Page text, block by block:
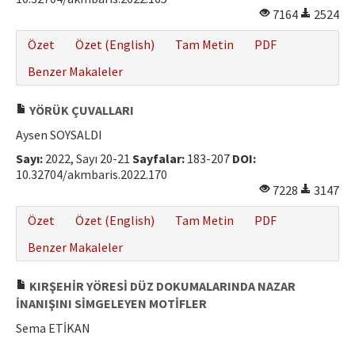
7164
2524
Özet
Özet (English) Tam Metin
PDF
Benzer Makaleler
YÖRÜK ÇUVALLARI
Aysen SOYSALDI
Sayı: 2022, Sayı 20-21 Sayfalar: 183-207 DOI:
10.32704/akmbaris.2022.170
7228
3147
Özet
Özet (English) Tam Metin
PDF
Benzer Makaleler
KIRŞEHİR YÖRESİ DÜZ DOKUMALARINDA NAZAR
İNANIŞINI SİMGELEYEN MOTİFLER
Sema ETİKAN